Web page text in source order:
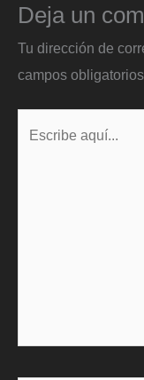
Deja un
Tu dirección de
campos